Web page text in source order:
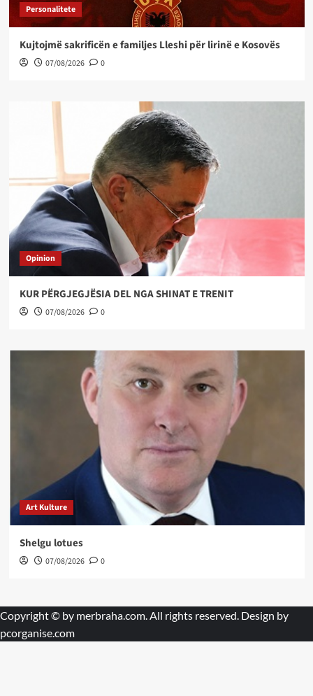
Personalitete
Kujtojmë sakrificën e familjes Lleshi për lirinë e Kosovës
07/08/2026 0
Opinion
KUR PËRGJEGJËSIA DEL NGA SHINAT E TRENIT
07/08/2026 0
Art Kulture
Shelgu lotues
07/08/2026 0
Copyright © by merbraha.com. All rights reserved. Design by
pcorganise.com